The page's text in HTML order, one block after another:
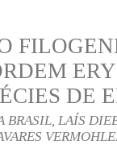
DE
BRASIL, LAÍS